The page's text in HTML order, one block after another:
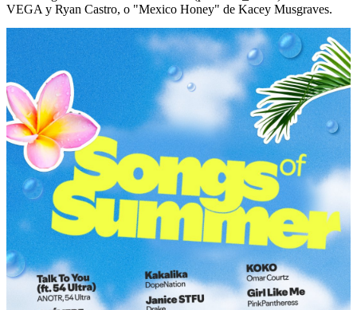
VEGA y Ryan Castro, o "Mexico Honey" de Kacey Musgraves.